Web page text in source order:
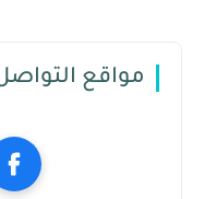
مواقع